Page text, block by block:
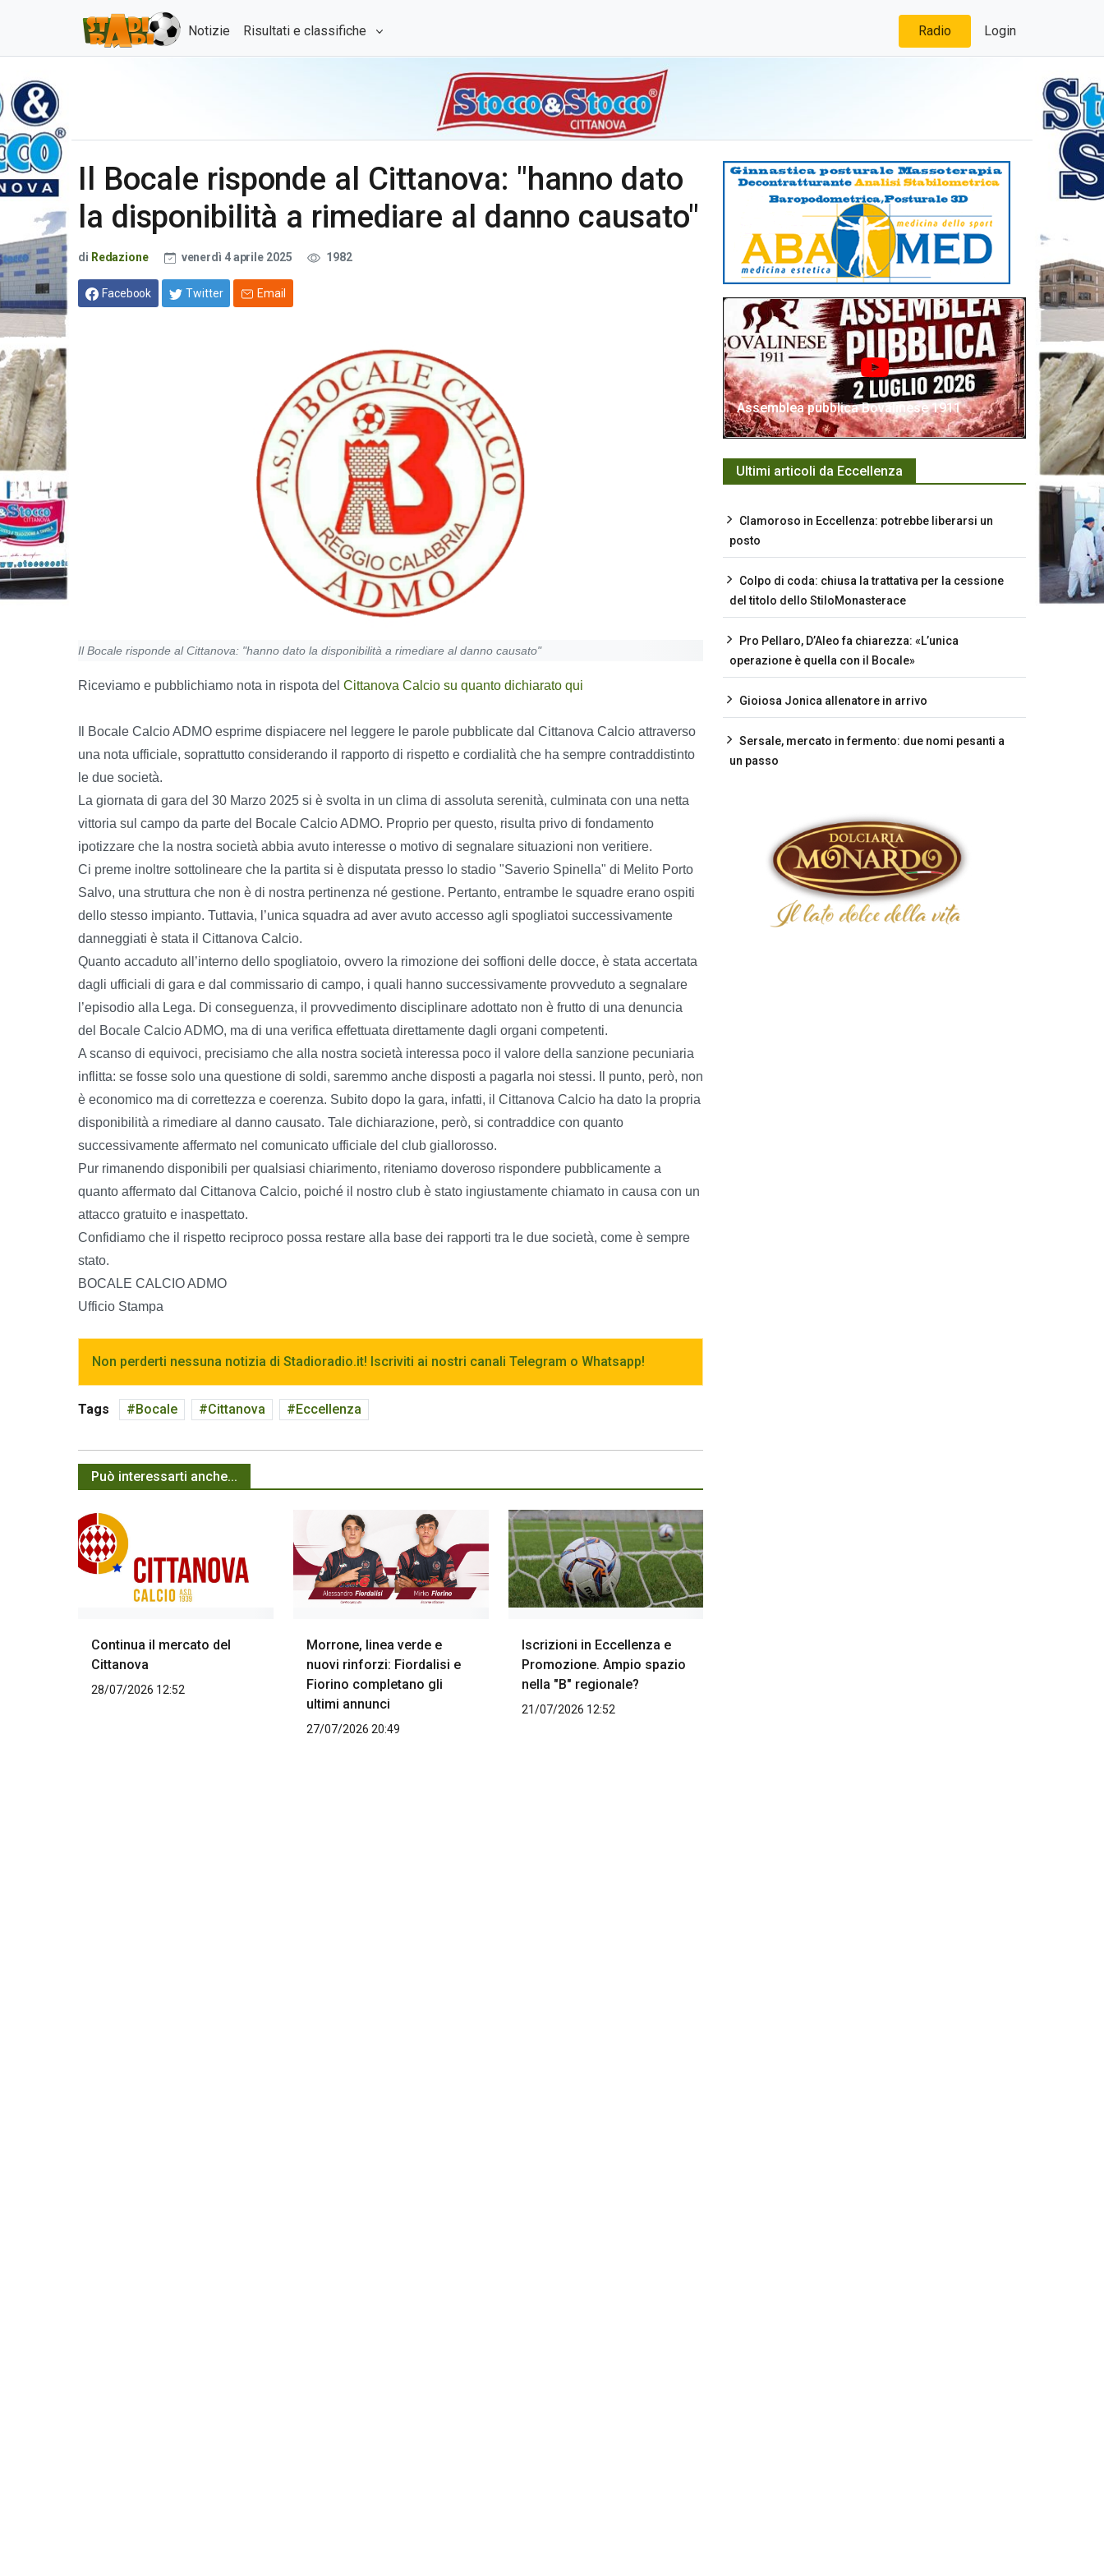
Notizie Risultati e classifiche Radio Login
Il Bocale risponde al Cittanova: "hanno dato
la disponibilità a rimediare al danno causato"
di Redazione venerdì 4 aprile 2025 1982
Facebook Twitter Email
Il Bocale risponde al Cittanova: "hanno dato la disponibilità a rimediare al danno causato"
Riceviamo e pubblichiamo nota in rispota del Cittanova Calcio su quanto dichiarato qui
Il Bocale Calcio ADMO esprime dispiacere nel leggere le parole pubblicate dal Cittanova Calcio attraverso
una nota ufficiale, soprattutto considerando il rapporto di rispetto e cordialità che ha sempre contraddistinto
le due società.
La giornata di gara del 30 Marzo 2025 si è svolta in un clima di assoluta serenità, culminata con una netta
vittoria sul campo da parte del Bocale Calcio ADMO. Proprio per questo, risulta privo di fondamento
ipotizzare che la nostra società abbia avuto interesse o motivo di segnalare situazioni non veritiere.
Ci preme inoltre sottolineare che la partita si è disputata presso lo stadio "Saverio Spinella" di Melito Porto
Salvo, una struttura che non è di nostra pertinenza né gestione. Pertanto, entrambe le squadre erano ospiti
dello stesso impianto. Tuttavia, l’unica squadra ad aver avuto accesso agli spogliatoi successivamente
danneggiati è stata il Cittanova Calcio.
Quanto accaduto all’interno dello spogliatoio, ovvero la rimozione dei soffioni delle docce, è stata accertata
dagli ufficiali di gara e dal commissario di campo, i quali hanno successivamente provveduto a segnalare
l’episodio alla Lega. Di conseguenza, il provvedimento disciplinare adottato non è frutto di una denuncia
del Bocale Calcio ADMO, ma di una verifica effettuata direttamente dagli organi competenti.
A scanso di equivoci, precisiamo che alla nostra società interessa poco il valore della sanzione pecuniaria
inflitta: se fosse solo una questione di soldi, saremmo anche disposti a pagarla noi stessi. Il punto, però, non
è economico ma di correttezza e coerenza. Subito dopo la gara, infatti, il Cittanova Calcio ha dato la propria
disponibilità a rimediare al danno causato. Tale dichiarazione, però, si contraddice con quanto
successivamente affermato nel comunicato ufficiale del club giallorosso.
Pur rimanendo disponibili per qualsiasi chiarimento, riteniamo doveroso rispondere pubblicamente a
quanto affermato dal Cittanova Calcio, poiché il nostro club è stato ingiustamente chiamato in causa con un
attacco gratuito e inaspettato.
Confidiamo che il rispetto reciproco possa restare alla base dei rapporti tra le due società, come è sempre
stato.
BOCALE CALCIO ADMO
Ufficio Stampa
Non perderti nessuna notizia di Stadioradio.it! Iscriviti ai nostri canali Telegram o Whatsapp!
Tags Bocale Cittanova Eccellenza
Può interessarti anche...
Continua il mercato del
Cittanova
28/07/2026 12:52
Morrone, linea verde e
nuovi rinforzi: Fiordalisi e
Fiorino completano gli
ultimi annunci
27/07/2026 20:49
Iscrizioni in Eccellenza e
Promozione. Ampio spazio
nella "B" regionale?
21/07/2026 12:52
Assemblea pubblica Bovalinese 1911
Ultimi articoli da Eccellenza
Clamoroso in Eccellenza: potrebbe liberarsi un
posto
Colpo di coda: chiusa la trattativa per la cessione
del titolo dello StiloMonasterace
Pro Pellaro, D’Aleo fa chiarezza: «L’unica
operazione è quella con il Bocale»
Gioiosa Jonica allenatore in arrivo
Sersale, mercato in fermento: due nomi pesanti a
un passo